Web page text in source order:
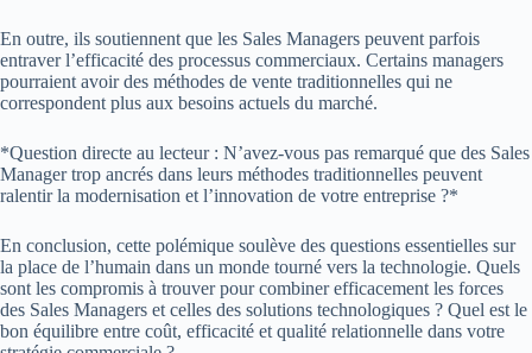
En outre, ils soutiennent que les Sales Managers peuvent parfois
entraver l’efficacité des processus commerciaux. Certains managers
pourraient avoir des méthodes de vente traditionnelles qui ne
correspondent plus aux besoins actuels du marché.
*Question directe au lecteur : N’avez-vous pas remarqué que des Sales
Manager trop ancrés dans leurs méthodes traditionnelles peuvent
ralentir la modernisation et l’innovation de votre entreprise ?*
En conclusion, cette polémique soulève des questions essentielles sur
la place de l’humain dans un monde tourné vers la technologie. Quels
sont les compromis à trouver pour combiner efficacement les forces
des Sales Managers et celles des solutions technologiques ? Quel est le
bon équilibre entre coût, efficacité et qualité relationnelle dans votre